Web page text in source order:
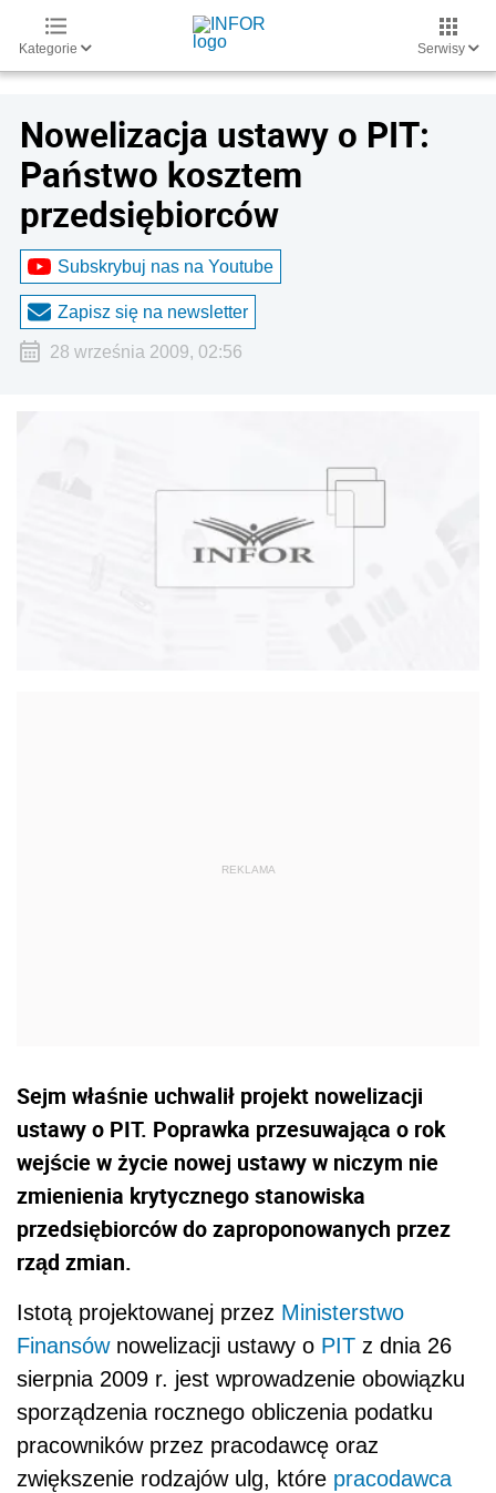
Kategorie Serwisy
Nowelizacja ustawy o PIT:
Państwo kosztem
przedsiębiorców
Subskrybuj nas na Youtube
Zapisz się na newsletter
28 września 2009, 02:56
Sejm właśnie uchwalił projekt nowelizacji
ustawy o PIT. Poprawka przesuwająca o rok
wejście w życie nowej ustawy w niczym nie
zmienienia krytycznego stanowiska
przedsiębiorców do zaproponowanych przez
rząd zmian.
Istotą projektowanej przez Ministerstwo
Finansównowelizacji ustawy o PIT z dnia 26
sierpnia 2009 r. jest wprowadzenie obowiązku
sporządzenia rocznego obliczenia podatku
pracowników przez pracodawcę oraz
zwiększenie rodzajów ulg, które pracodawca